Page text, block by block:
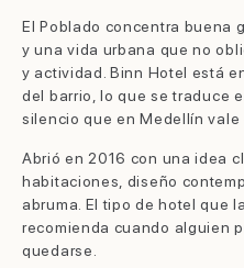
El Poblado concentra buena
y una vida urbana que no
y actividad. Binn Hotel está
del barrio, lo que se traduce
silencio que en Medellín vale
Abrió en 2016 con una idea
habitaciones, diseño
abruma. El tipo de hotel que
recomienda cuando alguien
quedarse.